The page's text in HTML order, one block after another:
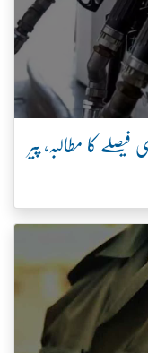
کا مطالبہ، پیر